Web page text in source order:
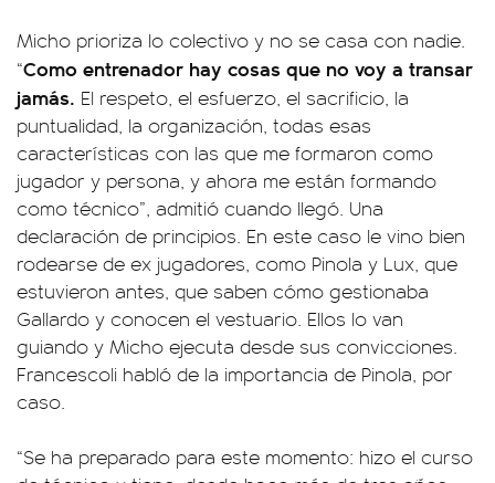
Micho prioriza lo colectivo y no se casa con nadie.
“Como entrenador hay cosas que no voy a transar
jamás. El respeto, el esfuerzo, el sacrificio, la
puntualidad, la organización, todas esas
características con las que me formaron como
jugador y persona, y ahora me están formando
como técnico”, admitió cuando llegó. Una
declaración de principios. En este caso le vino bien
rodearse de ex jugadores, como Pinola y Lux, que
estuvieron antes, que saben cómo gestionaba
Gallardo y conocen el vestuario. Ellos lo van
guiando y Micho ejecuta desde sus convicciones.
Francescoli habló de la importancia de Pinola, por
caso.
“Se ha preparado para este momento: hizo el curso